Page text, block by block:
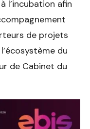
l’incubation afin
de projets
du
de Cabinet du